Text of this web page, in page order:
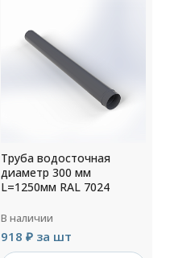
Труба водосточная
диаметр 300 мм
L=1250мм RAL 7024
В наличии
918 ₽ за шт